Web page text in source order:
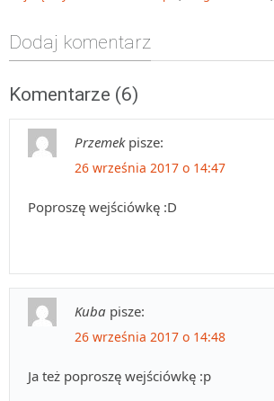
Dodaj komentarz
Komentarze (6)
Przemek pisze:
26 września 2017 o 14:47
Poproszę wejściówkę :D
Kuba pisze:
26 września 2017 o 14:48
Ja też poproszę wejściówkę :p